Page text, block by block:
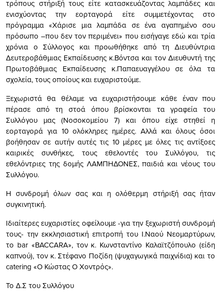
τρόπους στήριξή τους είτε κατασκευάζοντας λαμπάδες και
ενισχύοντας την εορταγορά είτε συμμετέχοντας στο
πρόγραμμα «Χάρισε μια λαμπάδα σε ένα αγαπημένο σου
πρόσωπο –που δεν τον περιμένει» που εισήγαγε εδώ και τρία
χρόνια ο Σύλλογος και προωθήθηκε από τη Διευθύντρια
Δευτεροβάθμιας Εκπαίδευσης κ.Βόντσα και τον Διευθυντή της
Πρωτοβάθμιας Εκπαίδευσης κ.Παπαευαγγέλου σε όλα τα
σχολεία, τους οποίους και ευχαριστούμε.
Ξεχωριστά θα θέλαμε να ευχαριστήσουμε κάθε έναν που
πέρασε από τη στοά όπου βρίσκονται τα γραφεία του
Συλλόγου μας (Νοσοκομείου 7) και όπου είχε στηθεί η
εορταγορά για 10 ολόκληρες ημέρες. Αλλά και όλους όσοι
βοήθησαν σε αυτήν αυτές τις 10 μέρες με όλες τις αντίξοες
καιρικές συνθήκες, τους εθελοντές του Συλλόγου, τις
εθελόντριες της δομής ΛΑΜΠΗΔΟΝΕΣ, παιδιά και νέους του
Συλλόγου.
Η συνδρομή όλων σας και η ολόθερμη στήριξή σας ήταν
συγκινητική.
Ιδιαίτερες ευχαριστίες οφείλουμε -για την ξεχωριστή συνδρομή
τους- την εκκλησιαστική επιτροπή του Ι.Ναού Νεομαρτύρων,
το bar «BACCARA», τον κ. Κωνσταντίνο Καλαϊτζόπουλο (είδη
καπνού), τον κ. Στέφανο Ποζίδη (ψυχαγωγικά παιχνίδια) και το
catering «Ο Κώστας Ο Χοντρός».
Το Δ.Σ του Συλλόγου